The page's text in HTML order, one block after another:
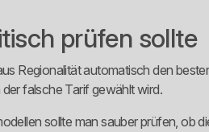
prüfen sollte
Regionalität automatisch den
falsche Tarif gewählt wird.
sollte man sauber prüfen, ob